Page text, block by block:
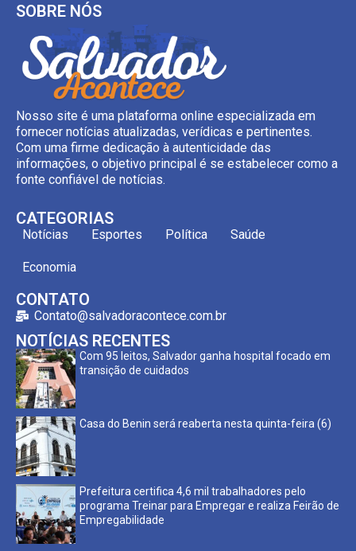
SOBRE NÓS
Nosso site é uma plataforma online especializada em
fornecer notícias atualizadas, verídicas e pertinentes.
Com uma firme dedicação à autenticidade das
informações, o objetivo principal é se estabelecer como a
fonte confiável de notícias.
CATEGORIAS
Notícias Esportes Política Saúde
Economia
CONTATO
Contato@salvadoracontece.com.br
NOTÍCIAS RECENTES
Com 95 leitos, Salvador ganha hospital focado em
transição de cuidados
Casa do Benin será reaberta nesta quinta-feira (6)
Prefeitura certifica 4,6 mil trabalhadores pelo
programa Treinar para Empregar e realiza Feirão de
Empregabilidade